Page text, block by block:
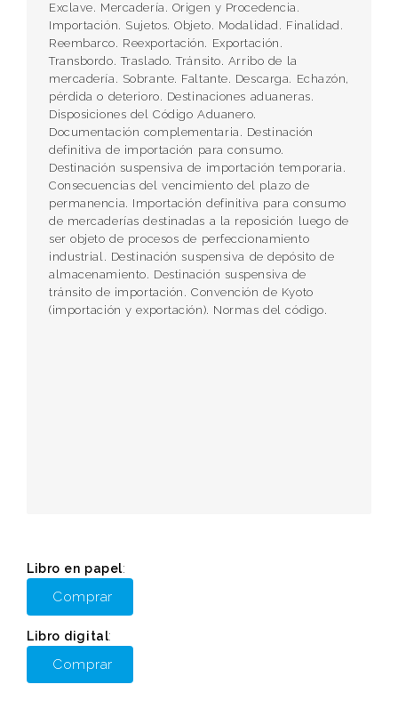
Exclave. Mercadería. Origen y Procedencia.
Importación. Sujetos. Objeto. Modalidad. Finalidad.
Reembarco. Reexportación. Exportación.
Transbordo. Traslado. Tránsito. Arribo de la
mercadería. Sobrante. Faltante. Descarga. Echazón,
pérdida o deterioro. Destinaciones aduaneras.
Disposiciones del Código Aduanero.
Documentación complementaria. Destinación
definitiva de importación para consumo.
Destinación suspensiva de importación temporaria.
Consecuencias del vencimiento del plazo de
permanencia. Importación definitiva para consumo
de mercaderías destinadas a la reposición luego de
ser objeto de procesos de perfeccionamiento
industrial. Destinación suspensiva de depósito de
almacenamiento. Destinación suspensiva de
tránsito de importación. Convención de Kyoto
(importación y exportación). Normas del código.
Libro en papel:
Comprar
Libro digital:
Comprar